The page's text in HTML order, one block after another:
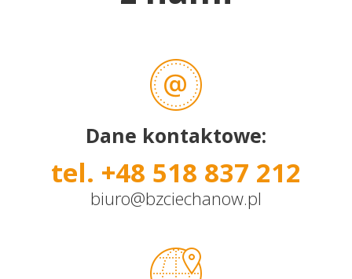
Dane kontaktowe:
tel. +48 518 837 212
biuro@bzciechanow.pl